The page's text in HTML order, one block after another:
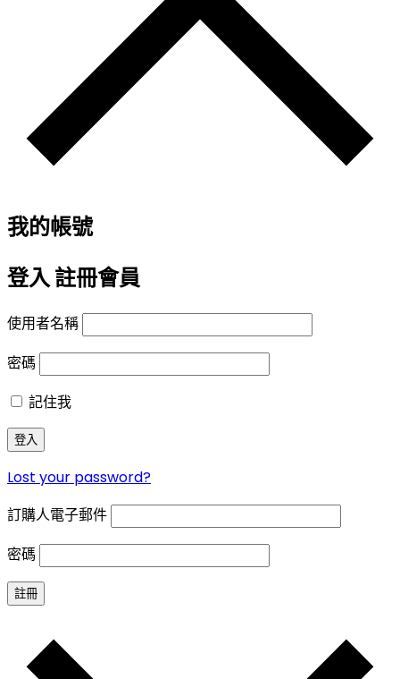
我的帳號
登入註冊會員
使用者名稱
密碼
記住我
登入
Lost your password?
訂購人電子郵件
密碼
註冊